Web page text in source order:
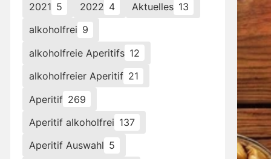
2021 5 2022 4 Aktuelles 13
alkoholfrei 9
alkoholfreie Aperitifs 12
alkoholfreier Aperitif 21
Aperitif 269
Aperitif alkoholfrei 137
Aperitif Auswahl 5